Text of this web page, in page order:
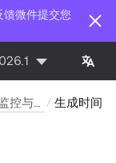
微件提交您
TeamCity 监控与诊断